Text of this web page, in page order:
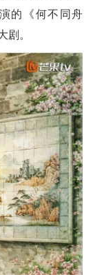
的《何不同舟
剧。